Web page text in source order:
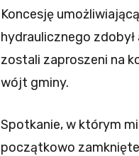
Koncesję
hydraulicznego
zostali zaproszeni na
wójt gminy.
Spotkanie, w którym
początkowo